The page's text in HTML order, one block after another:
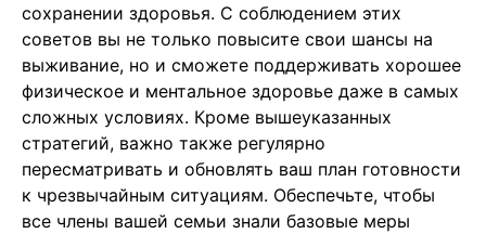
сохранении здоровья. С соблюдением этих
советов вы не только повысите свои шансы на
выживание, но и сможете поддерживать хорошее
физическое и ментальное здоровье даже в самых
сложных условиях. Кроме вышеуказанных
стратегий, важно также регулярно
пересматривать и обновлять ваш план готовности
к чрезвычайным ситуациям. Обеспечьте, чтобы
все члены вашей семьи знали базовые меры